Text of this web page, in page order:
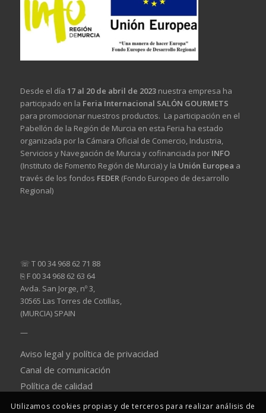
Desde el día 17 al 20 de abril de 2023nuestra empresa ha
participado en la Feria Internacional SALÓN GOURMETS
para promocionar nuestros productos. La participación en el
Pabellón de la Región de Murcia en esta Feria ha estado
organizada por la Cámara Oficial de Comercio, Industria,
Servicios y Navegación de Murcia y cofinanciada por INFO
(Instituto de Fomento Región de Murcia) y la Unión Europea a
través de los fondos FEDER(Fondo Europeo de desarrollo
Regional)
☏ T 00 34 968 62 71 88
⎘ F 00 34 968 62 63 64
Avda. San Jorge, nº 3,
30565 Las Torres de Cotillas,
(MURCIA) SPAIN
—
Aviso legal y política de privacidad
Canal de comunicación
Política de calidad
Utilizamos cookies propias y de terceros para realizar análisis de